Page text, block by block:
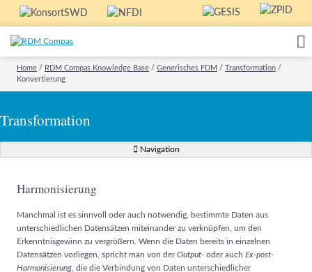
Home / RDM Compas Knowledge Base / Generisches FDM / Transformation /
Konvertierung
Transformation
Navigation
Harmonisierung
Manchmal ist es sinnvoll oder auch notwendig, bestimmte Daten aus
unterschiedlichen Datensätzen miteinander zu verknüpfen, um den
Erkenntnisgewinn zu vergrößern. Wenn die Daten bereits in einzelnen
Datensätzen vorliegen, spricht man von derOutput- oder auch Ex-post-
Harmonisierung , die die Verbindung von Daten unterschiedlicher